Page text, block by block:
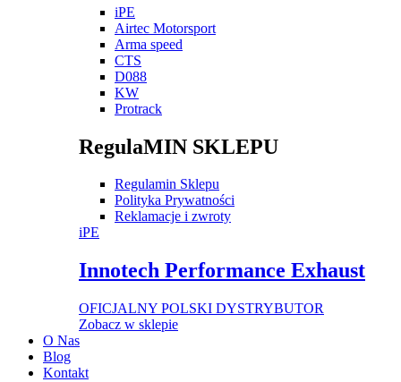
iPE
Airtec Motorsport
Arma speed
CTS
D088
KW
Protrack
RegulaMIN SKLEPU
Regulamin Sklepu
Polityka Prywatności
Reklamacje i zwroty
iPE
Innotech Performance Exhaust
OFICJALNY POLSKI DYSTRYBUTOR
Zobacz w sklepie
O Nas
Blog
Kontakt